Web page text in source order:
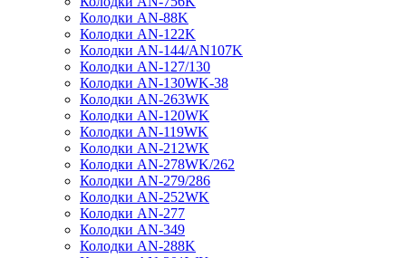
Колодки AN-88K
Колодки AN-122K
Колодки AN-144/AN107K
Колодки AN-127/130
Колодки AN-130WK-38
Колодки AN-263WK
Колодки AN-120WK
Колодки AN-119WK
Колодки AN-212WK
Колодки AN-278WK/262
Колодки AN-279/286
Колодки AN-252WK
Колодки AN-277
Колодки AN-349
Колодки AN-288K